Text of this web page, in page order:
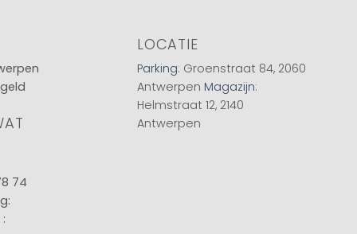
74
LOCATIE
Parking: Groenstraat 84, 2060
Antwerpen Magazijn:
Helmstraat 12, 2140
Antwerpen